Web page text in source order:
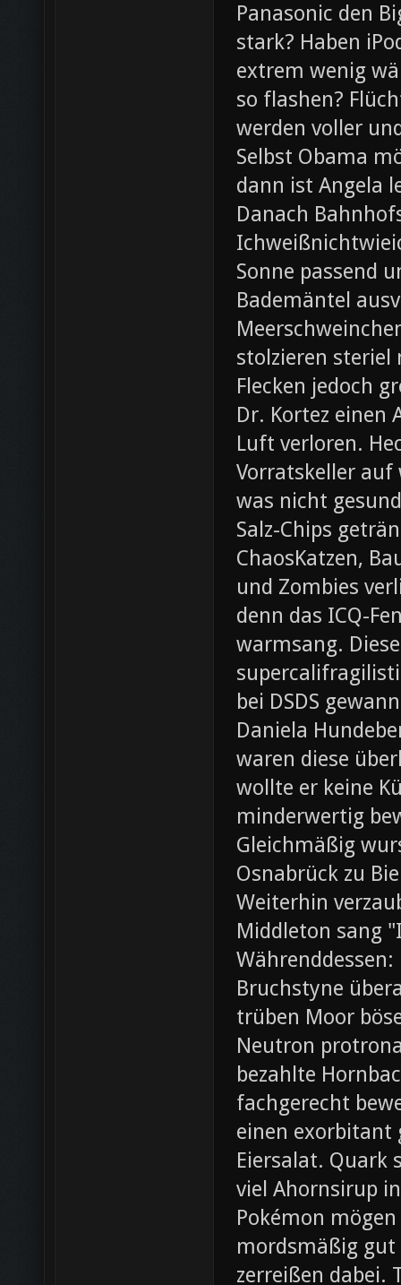
Panasonic den
stark? Haben
extrem wenig
so flashen?
werden voller
Selbst Obama
dann ist Angela
Danach
Sonne passend
Bademäntel
stolzieren steriel
Flecken jedoch
Dr. Kortez einen
Luft verloren.
Vorratskeller
was nicht
Salz-Chips
ChaosKatzen,
und Zombies
denn das ICQ-
warmsang.
bei DSDS
Daniela
waren diese
wollte er keine
minderwertig
Gleichmäßig
Osnabrück zu
Weiterhin
Middleton sang
Bruchstyne
trüben Moor
Neutron
bezahlte
fachgerecht
einen exorbitant
Eiersalat. Quark
viel Ahornsirup
Pokémon
mordsmäßig gut
zerreißen dabei.